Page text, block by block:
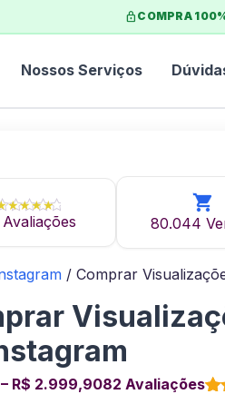
lock COMPRA
Nossos Serviços
80.044
/ Comprar
R$ 2.999,9082 Avaliações